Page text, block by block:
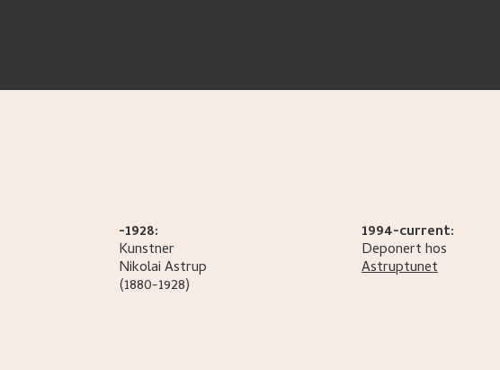
-1928:
Kunstner
NikolaiAstrup
(1880-1928)
1994-current:
Deponert hos
Astruptunet